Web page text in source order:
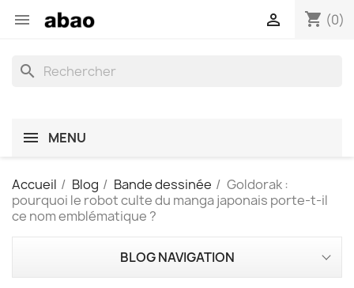
 shopping_cart (0)

search
MENU
Accueil Blog Bande dessinée
Goldorak :
pourquoi le robot culte du manga japonais porte-t-il
ce nom emblématique ?
BLOG NAVIGATION